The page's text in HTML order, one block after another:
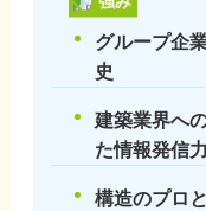
グループ企
史
建築業界へ
た情報発信力
構造のプロ